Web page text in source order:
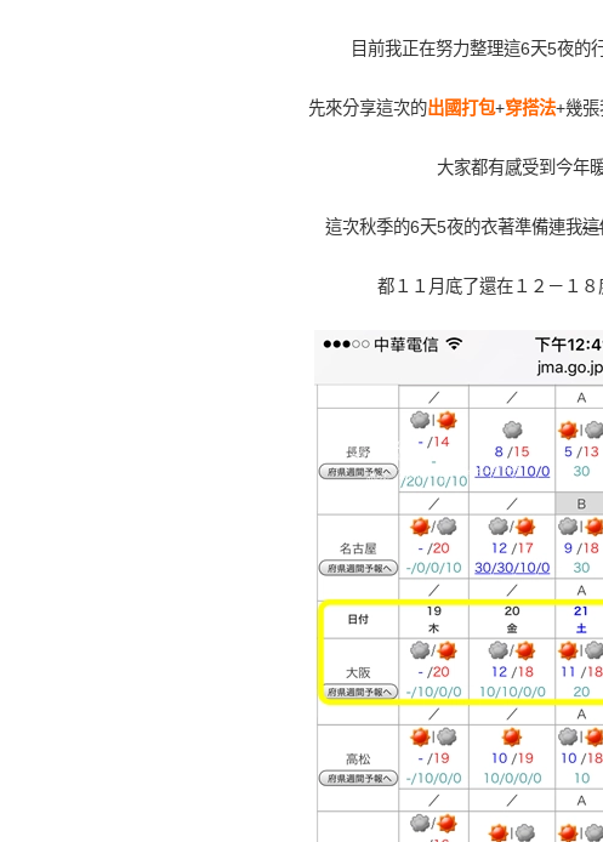
目前我正在努力整理這6天5夜的
先來分享這次的出國打包+穿搭法+幾
大家都有感受到今年
這次秋季的6天5夜的衣著準備連我這
都１１月底了還在１２－１８